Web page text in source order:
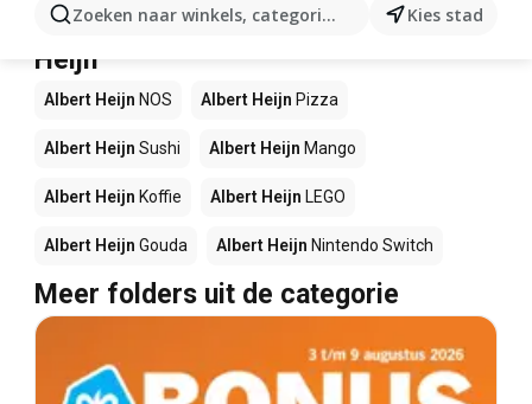
Zoeken naar winkels, categorieën, producten...
Kies stad
Andere producten in winkels Albert
Heijn
Albert Heijn NOS Albert Heijn Pizza
Albert Heijn Sushi Albert Heijn Mango
Albert Heijn Koffie Albert Heijn LEGO
Albert Heijn Gouda Albert Heijn Nintendo Switch
Meer folders uit de categorie